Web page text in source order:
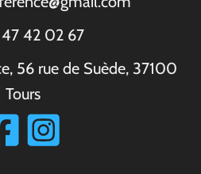
42 02 67
56 rue de Suède, 37100
Tours